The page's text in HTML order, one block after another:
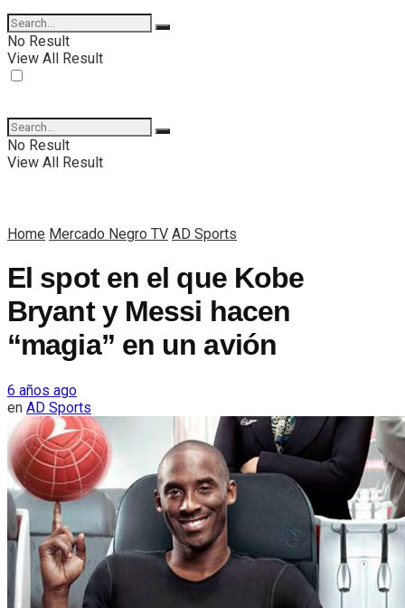
No Result
View All Result
No Result
View All Result
Home Mercado Negro TV AD Sports
El spot en el que Kobe
Bryant y Messi hacen
“magia” en un avión
6 años ago
en AD Sports